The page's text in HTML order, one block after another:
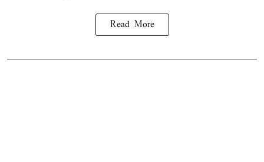
Read More